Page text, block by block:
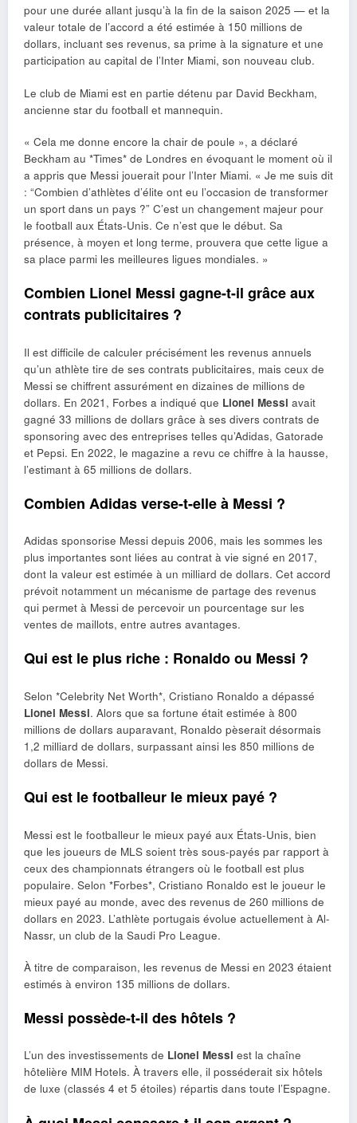
pour une durée allant jusqu’à la fin de la saison 2025 — et la
valeur totale de l’accord a été estimée à 150 millions de
dollars, incluant ses revenus, sa prime à la signature et une
participation au capital de l’Inter Miami, son nouveau club.
Le club de Miami est en partie détenu par David Beckham,
ancienne star du football et mannequin.
« Cela me donne encore la chair de poule », a déclaré
Beckham au *Times* de Londres en évoquant le moment où il
a appris que Messi jouerait pour l’Inter Miami. « Je me suis dit
: “Combien d’athlètes d’élite ont eu l’occasion de transformer
un sport dans un pays ?” C’est un changement majeur pour
le football aux États-Unis. Ce n’est que le début. Sa
présence, à moyen et long terme, prouvera que cette ligue a
sa place parmi les meilleures ligues mondiales. »
Combien Lionel Messi gagne-t-il grâce aux
contrats publicitaires ?
Il est difficile de calculer précisément les revenus annuels
qu’un athlète tire de ses contrats publicitaires, mais ceux de
Messi se chiffrent assurément en dizaines de millions de
dollars. En 2021, Forbes a indiqué que Lionel Messi avait
gagné 33 millions de dollars grâce à ses divers contrats de
sponsoring avec des entreprises telles qu’Adidas, Gatorade
et Pepsi. En 2022, le magazine a revu ce chiffre à la hausse,
l’estimant à 65 millions de dollars.
Combien Adidas verse-t-elle à Messi ?
Adidas sponsorise Messi depuis 2006, mais les sommes les
plus importantes sont liées au contrat à vie signé en 2017,
dont la valeur est estimée à un milliard de dollars. Cet accord
prévoit notamment un mécanisme de partage des revenus
qui permet à Messi de percevoir un pourcentage sur les
ventes de maillots, entre autres avantages.
Qui est le plus riche : Ronaldo ou Messi ?
Selon *Celebrity Net Worth*, Cristiano Ronaldo a dépassé
Lionel Messi. Alors que sa fortune était estimée à 800
millions de dollars auparavant, Ronaldo pèserait désormais
1,2 milliard de dollars, surpassant ainsi les 850 millions de
dollars de Messi.
Qui est le footballeur le mieux payé ?
Messi est le footballeur le mieux payé aux États-Unis, bien
que les joueurs de MLS soient très sous-payés par rapport à
ceux des championnats étrangers où le football est plus
populaire. Selon *Forbes*, Cristiano Ronaldo est le joueur le
mieux payé au monde, avec des revenus de 260 millions de
dollars en 2023. L’athlète portugais évolue actuellement à Al-
Nassr, un club de la Saudi Pro League.
À titre de comparaison, les revenus de Messi en 2023 étaient
estimés à environ 135 millions de dollars.
Messi possède-t-il des hôtels ?
L’un des investissements de Lionel Messi est la chaîne
hôtelière MIM Hotels. À travers elle, il posséderait six hôtels
de luxe (classés 4 et 5 étoiles) répartis dans toute l’Espagne.